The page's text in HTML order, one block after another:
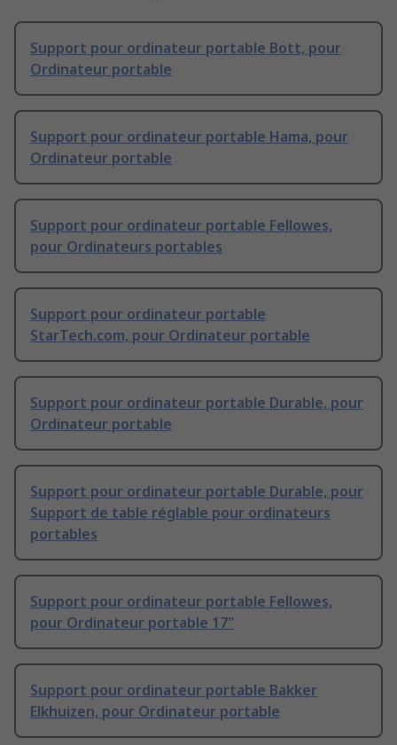
Support pour ordinateur portable Bott, pour
Ordinateur portable
Support pour ordinateur portable Hama, pour
Ordinateur portable
Support pour ordinateur portable Fellowes,
pour Ordinateurs portables
Support pour ordinateur portable
StarTech.com, pour Ordinateur portable
Support pour ordinateur portable Durable, pour
Ordinateur portable
Support pour ordinateur portable Durable, pour
Support de table réglable pour ordinateurs
portables
Support pour ordinateur portable Fellowes,
pour Ordinateur portable 17"
Support pour ordinateur portable Bakker
Elkhuizen, pour Ordinateur portable